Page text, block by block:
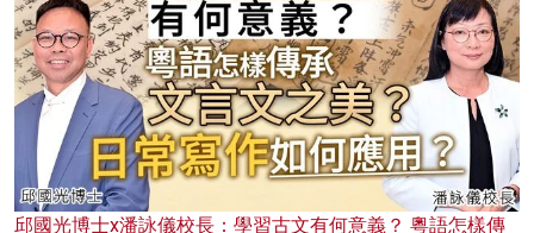
邱國光博士x潘詠儀校長：學習古文有何意義？ 粵語怎樣傳